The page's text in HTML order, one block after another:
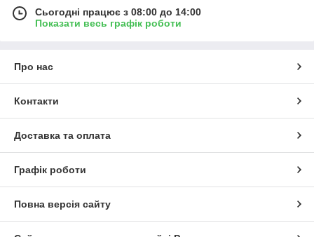
Сьогодні працює з 08:00 до 14:00
Показати весь графік роботи
Про нас
Контакти
Доставка та оплата
Графік роботи
Повна версія сайту